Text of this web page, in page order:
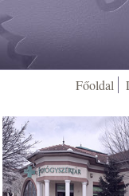
Főoldal